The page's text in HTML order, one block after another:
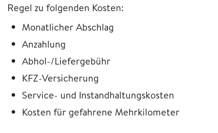
Regel zu folgenden Kosten:
Monatlicher Abschlag
Anzahlung
Abhol-/Liefergebühr
KFZ-Versicherung
Service- und Instandhaltungskosten
Kosten für gefahrene Mehrkilometer